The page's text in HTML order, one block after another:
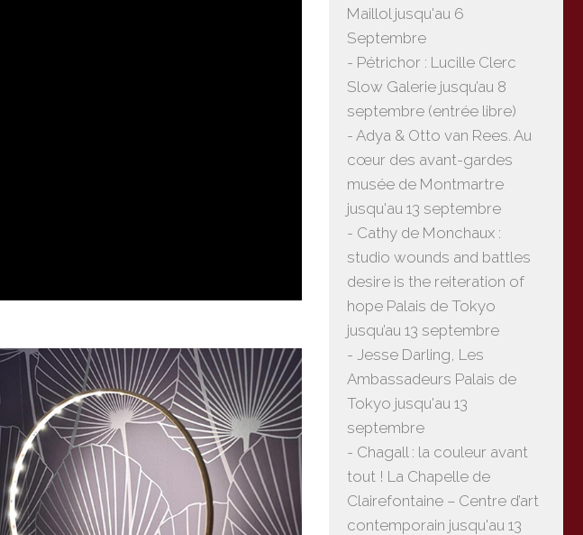
Maillol jusqu'au 6
Septembre
- Pétrichor : Lucille Clerc
Slow Galerie jusqu’au 8
septembre (entrée libre)
- Adya & Otto van Rees. Au
cœur des avant-gardes
musée de Montmartre
jusqu'au 13 septembre
- Cathy de Monchaux :
studio wounds and battles
desire is the reiteration of
hope Palais de Tokyo
jusqu’au 13 septembre
- Jesse Darling, Les
Ambassadeurs Palais de
Tokyo jusqu'au 13
septembre
- Chagall : la couleur avant
tout ! La Chapelle de
Clairefontaine – Centre d’art
contemporain jusqu'au 13